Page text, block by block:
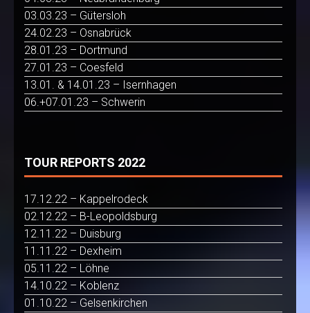
03.03.23 – Gütersloh
24.02.23 – Osnabrück
28.01.23 – Dortmund
27.01.23 – Coesfeld
13.01. & 14.01.23 – Isernhagen
06.+07.01.23 – Schwerin
TOUR REPORTS 2022
17.12.22 – Kappelrodeck
02.12.22 – B-Leopoldsburg
12.11.22 – Duisburg
11.11.22 – Dexheim
05.11.22 – Löhne
14.10.22 – Koblenz
01.10.22 – Gelsenkirchen